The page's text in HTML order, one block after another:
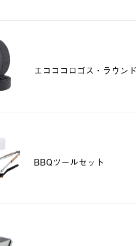
エコココロゴス・ラウン
BBQツールセット